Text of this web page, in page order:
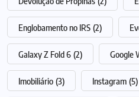
Englobamento no IRS (2)
Galaxy Z Fold 6 (2) Google
Imobiliário (3) Instagram (5)